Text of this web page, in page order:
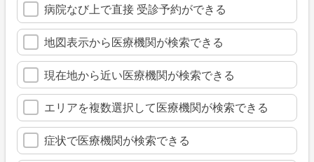
病院なび上で直接 受診予約ができる
地図表示から医療機関が検索できる
現在地から近い医療機関が検索できる
エリアを複数選択して医療機関が検索できる
症状で医療機関が検索できる